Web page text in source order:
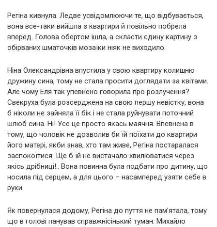
Регіна кивнула. Ледве усвідомлюючи те, що відбувається,
вона все-таки вийшла з квартири й повільно побрела
вперед. Голова обертом ішла, а скласти єдину картину з
обірваних шматочків мозаїки ніяк не виходило.
Ніна Олександрівна впустила у свою квартиру колишню
дружину сина, тому не стала просити доглядати за квітами.
Але чому Еля так упевнено говорила про розлучення?
Свекруха була розсерджена на свою першу невістку, вона
б ніколи не зайняла її бік і не стала руйнувати поточний
шлюб сина. Ні! Усе це просто якась маячня. Впевнена в
тому, що чоловік не дозволив би їй поїхати до квартири
його матері, якби знав, хто там живе, Регіна постаралася
заспокоїтися. Ще б їй не вистачало хвилюватися через
якісь дрібниці!.. Вона повинна була подбати про дитину, що
носила під серцем, а для цього – насамперед узяти себе в
руки.
Як повернулася додому, Регіна до пуття не пам’ятала, тому
що в голові панував справжнісінький туман. Михайло